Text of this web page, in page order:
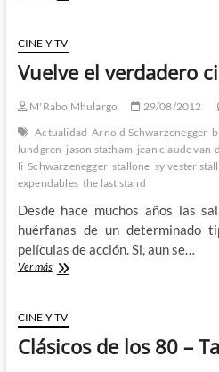
Escape
–
La
Evasión
Stallone
&
Schwarzenegger
CINE Y TV
Vuelve el verdadero
M'Rabo Mhulargo 29/08/2012
Actualidad Arnold Schwarzenegger
lundgren jason statham jean claude van-
li Schwarzenegger stallone sylvester
expendables the last stand
Desde hace muchos años las
huérfanas de un determinado
películas de acción. Si, aun se…
Ver másVuelve
cine
de
acción
CINE Y TV
Clásicos de los 80 –